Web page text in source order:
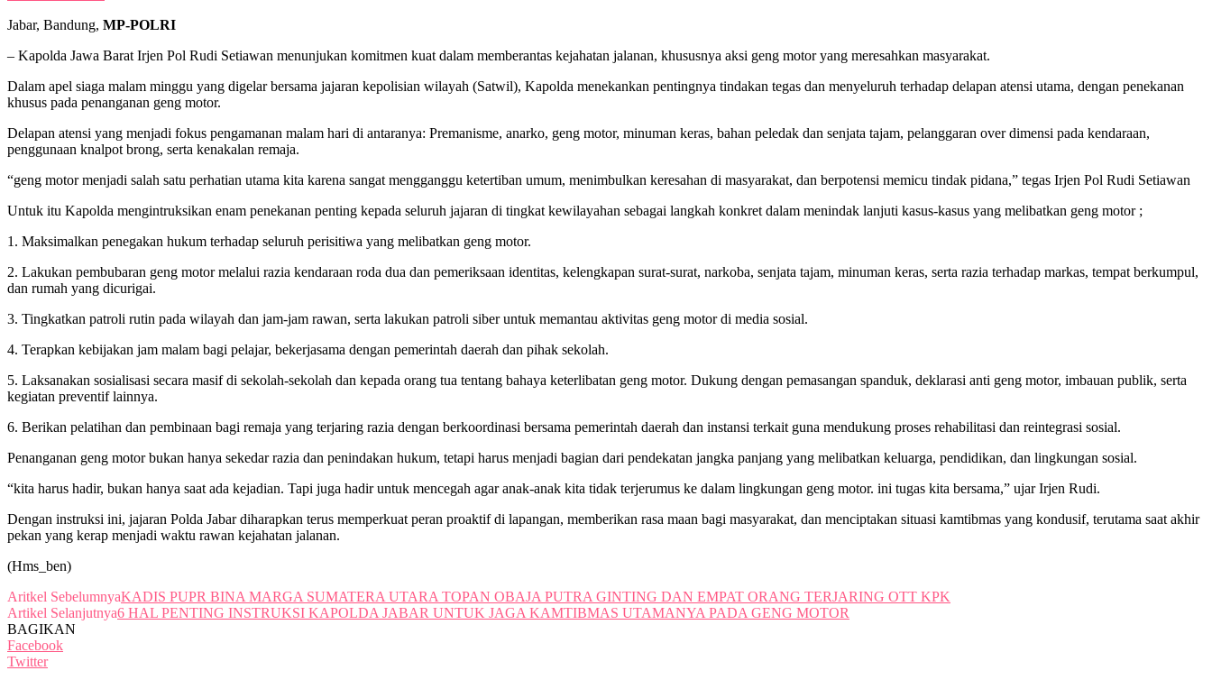
Jabar, Bandung, MP-POLRI
– Kapolda Jawa Barat Irjen Pol Rudi Setiawan menunjukan komitmen kuat dalam memberantas kejahatan jalanan, khususnya aksi geng motor yang meresahkan masyarakat.
Dalam apel siaga malam minggu yang digelar bersama jajaran kepolisian wilayah (Satwil), Kapolda menekankan pentingnya tindakan tegas dan menyeluruh terhadap delapan atensi utama, dengan penekanan
khusus pada penanganan geng motor.
Delapan atensi yang menjadi fokus pengamanan malam hari di antaranya: Premanisme, anarko, geng motor, minuman keras, bahan peledak dan senjata tajam, pelanggaran over dimensi pada kendaraan,
penggunaan knalpot brong, serta kenakalan remaja.
“geng motor menjadi salah satu perhatian utama kita karena sangat mengganggu ketertiban umum, menimbulkan keresahan di masyarakat, dan berpotensi memicu tindak pidana,” tegas Irjen Pol Rudi Setiawan
Untuk itu Kapolda mengintruksikan enam penekanan penting kepada seluruh jajaran di tingkat kewilayahan sebagai langkah konkret dalam menindak lanjuti kasus-kasus yang melibatkan geng motor ;
1. Maksimalkan penegakan hukum terhadap seluruh perisitiwa yang melibatkan geng motor.
2. Lakukan pembubaran geng motor melalui razia kendaraan roda dua dan pemeriksaan identitas, kelengkapan surat-surat, narkoba, senjata tajam, minuman keras, serta razia terhadap markas, tempat berkumpul,
dan rumah yang dicurigai.
3. Tingkatkan patroli rutin pada wilayah dan jam-jam rawan, serta lakukan patroli siber untuk memantau aktivitas geng motor di media sosial.
4. Terapkan kebijakan jam malam bagi pelajar, bekerjasama dengan pemerintah daerah dan pihak sekolah.
5. Laksanakan sosialisasi secara masif di sekolah-sekolah dan kepada orang tua tentang bahaya keterlibatan geng motor. Dukung dengan pemasangan spanduk, deklarasi anti geng motor, imbauan publik, serta
kegiatan preventif lainnya.
6. Berikan pelatihan dan pembinaan bagi remaja yang terjaring razia dengan berkoordinasi bersama pemerintah daerah dan instansi terkait guna mendukung proses rehabilitasi dan reintegrasi sosial.
Penanganan geng motor bukan hanya sekedar razia dan penindakan hukum, tetapi harus menjadi bagian dari pendekatan jangka panjang yang melibatkan keluarga, pendidikan, dan lingkungan sosial.
“kita harus hadir, bukan hanya saat ada kejadian. Tapi juga hadir untuk mencegah agar anak-anak kita tidak terjerumus ke dalam lingkungan geng motor. ini tugas kita bersama,” ujar Irjen Rudi.
Dengan instruksi ini, jajaran Polda Jabar diharapkan terus memperkuat peran proaktif di lapangan, memberikan rasa maan bagi masyarakat, dan menciptakan situasi kamtibmas yang kondusif, terutama saat akhir
pekan yang kerap menjadi waktu rawan kejahatan jalanan.
(Hms_ben)
Aritkel SebelumnyaKADIS PUPR BINA MARGA SUMATERA UTARA TOPAN OBAJA PUTRA GINTING DAN EMPAT ORANG TERJARING OTT KPK
Artikel Selanjutnya6 HAL PENTING INSTRUKSI KAPOLDA JABAR UNTUK JAGA KAMTIBMAS UTAMANYA PADA GENG MOTOR
BAGIKAN
Facebook
Twitter